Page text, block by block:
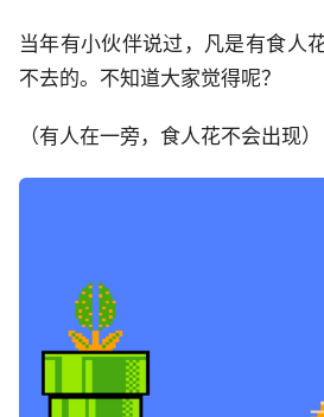
当年有小伙伴说过，凡是有食人
不去的。不知道大家觉得呢？
（有人在一旁，食人花不会出现）